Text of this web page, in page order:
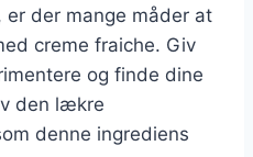
der mange måder at
creme fraiche. Giv
og finde dine
den lækre
denne ingrediens